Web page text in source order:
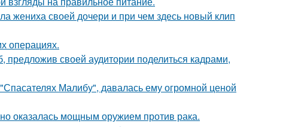
жениха своей дочери и при чем здесь новый клип
операциях.
своей аудитории поделиться кадрами,
Малибу", давалась ему огромной ценой
оказалась мощным оружием против рака.